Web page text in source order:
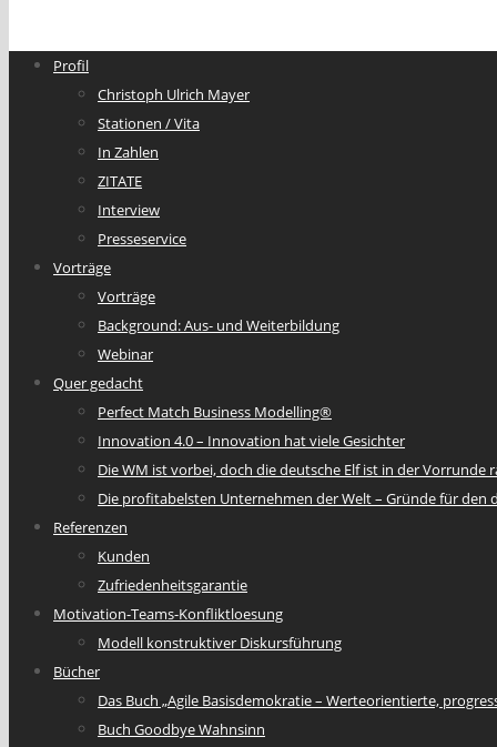
Profil
Christoph Ulrich Mayer
Stationen / Vita
In Zahlen
ZITATE
Interview
Presseservice
Vorträge
Vorträge
Background: Aus- und Weiterbildung
Webinar
Quer gedacht
Perfect Match Business Modelling®
Innovation 4.0 – Innovation hat viele Gesichter
Die WM ist vorbei, doch die deutsche Elf ist in der
Die profitabelsten Unternehmen der Welt – Gründe für den
Referenzen
Kunden
Zufriedenheitsgarantie
Motivation-Teams-Konfliktloesung
Modell konstruktiver Diskursführung
Bücher
Das Buch „Agile Basisdemokratie – Werteorientierte,
Buch Goodbye Wahnsinn